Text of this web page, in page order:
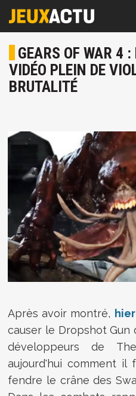
GEARS OF WAR 4 :
VIDÉO PLEIN DE
BRUTALITÉ
Après avoir montré, hier
causer le Dropshot Gun
développeurs de
aujourd'hui comment il
fendre le crâne des